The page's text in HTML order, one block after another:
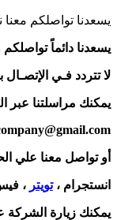
يسعدنا تواصلكم
يسعدنا دائماً
لا تتردد فـي
يمكنك مراسلتنا عبر
أو تواصل معنا علي
انستجرام ،تويتر ،
يمكنك زيارة الشركة